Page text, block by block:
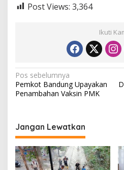
Post Views: 3,364
Ikuti
N
a
i
g
a
s
Pos sebelumnya
Pemkot Bandung Upayakan
Penambahan Vaksin PMK
Jangan Lewatkan